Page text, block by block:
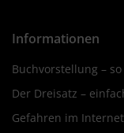
Informationen
Buchvorstellung –
Der Dreisatz –
Gefahren im